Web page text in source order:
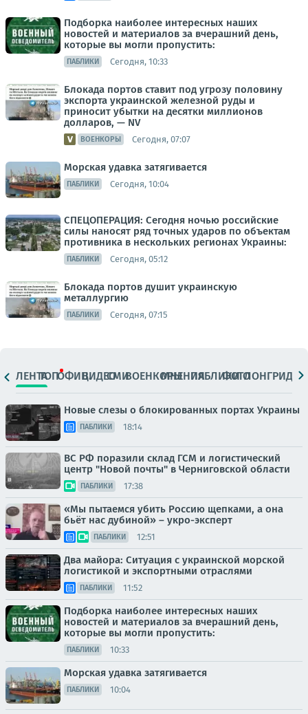
Подборка наиболее интересных наших
новостей и материалов за вчерашний день,
которые вы могли пропустить:
ПАБЛИКИ Сегодня, 10:33
Блокада портов ставит под угрозу половину
экспорта украинской железной руды и
приносит убытки на десятки миллионов
долларов, — NV
ВОЕНКОРЫ Сегодня, 07:07
Морская удавка затягивается
ПАБЛИКИ Сегодня, 10:04
СПЕЦОПЕРАЦИЯ: Сегодня ночью российские
силы наносят ряд точных ударов по объектам
противника в нескольких регионах Украины:
ПАБЛИКИ Сегодня, 05:12
Блокада портов душит украинскую
металлургию
ПАБЛИКИ Сегодня, 07:15
ЛЕНТАТОПОФИЦ.ВИДЕОСМИВОЕНКОРЫМНЕНИЯПАБЛИКИ
ФОТОЛОНГРИДЫ
Новые слезы о блокированных портах Украины
ПАБЛИКИ 18:14
ВС РФ поразили склад ГСМ и логистический
центр "Новой почты" в Черниговской области
ПАБЛИКИ 17:38
«Мы пытаемся убить Россию щепками, а она
бьёт нас дубиной» – укро-эксперт
ПАБЛИКИ 12:51
Два майора: Ситуация с украинской морской
логистикой и экспортными отраслями
ПАБЛИКИ 11:52
Подборка наиболее интересных наших
новостей и материалов за вчерашний день,
которые вы могли пропустить:
ПАБЛИКИ 10:33
Морская удавка затягивается
ПАБЛИКИ 10:04